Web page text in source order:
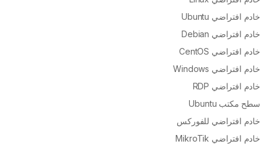
خادم افتراضي Ubuntu
خادم افتراضي Debian
خادم افتراضي CentOS
خادم افتراضي Windows
خادم افتراضي RDP
سطح مكتب Ubuntu
خادم افتراضي للفوركس
خادم افتراضي MikroTik